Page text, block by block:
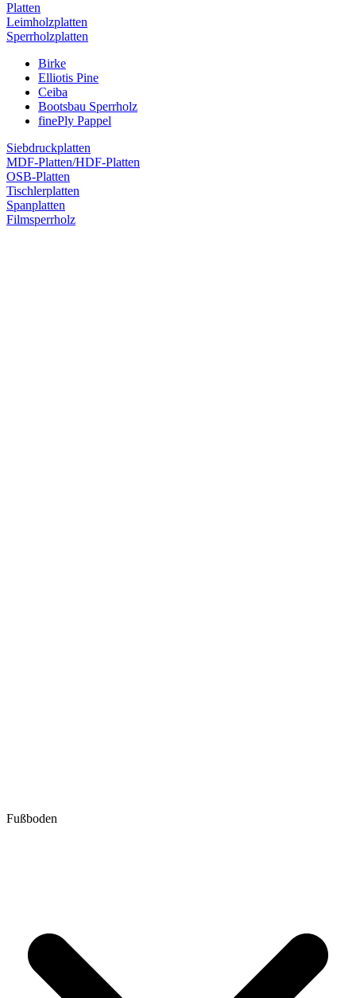
Platten
Leimholzplatten
Sperrholzplatten
Birke
Elliotis Pine
Ceiba
Bootsbau Sperrholz
finePly Pappel
Siebdruckplatten
MDF-Platten/HDF-Platten
OSB-Platten
Tischlerplatten
Spanplatten
Filmsperrholz
Fußboden